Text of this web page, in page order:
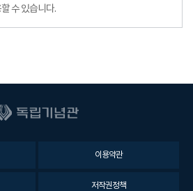
수 있습니다.
이용약관
저작권정책